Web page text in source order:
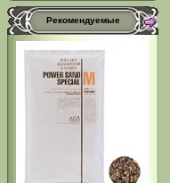
Рекомендуемые